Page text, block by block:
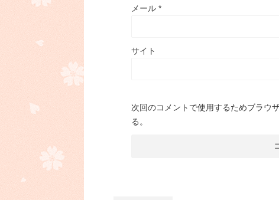
メール *
サイト
次回のコメントで使用するためブラウ
る。